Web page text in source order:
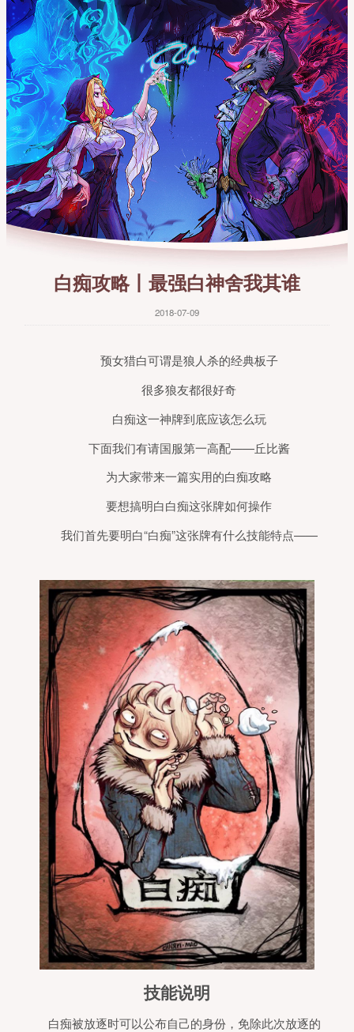
白痴攻略丨最强白神舍我其谁
2018-07-09
预女猎白可谓是狼人杀的经典板子
很多狼友都很好奇
白痴这一神牌到底应该怎么玩
下面我们有请国服第一高配——丘比酱
为大家带来一篇实用的白痴攻略
要想搞明白白痴这张牌如何操作
我们首先要明白“白痴”这张牌有什么技能特点——
技能说明
白痴被放逐时可以公布自己的身份，免除此次放逐的